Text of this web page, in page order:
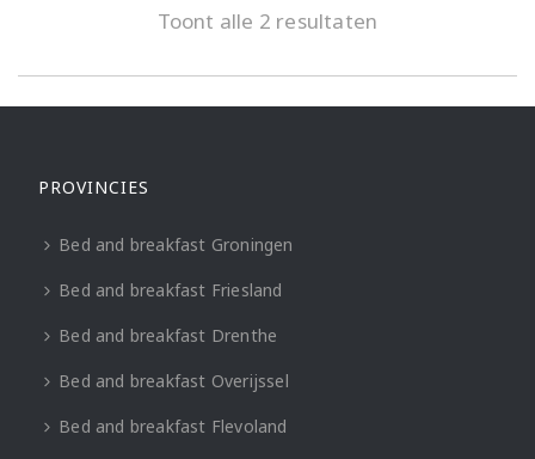
Toont alle 2 resultaten
PROVINCIES
Bed and breakfast Groningen
Bed and breakfast Friesland
Bed and breakfast Drenthe
Bed and breakfast Overijssel
Bed and breakfast Flevoland